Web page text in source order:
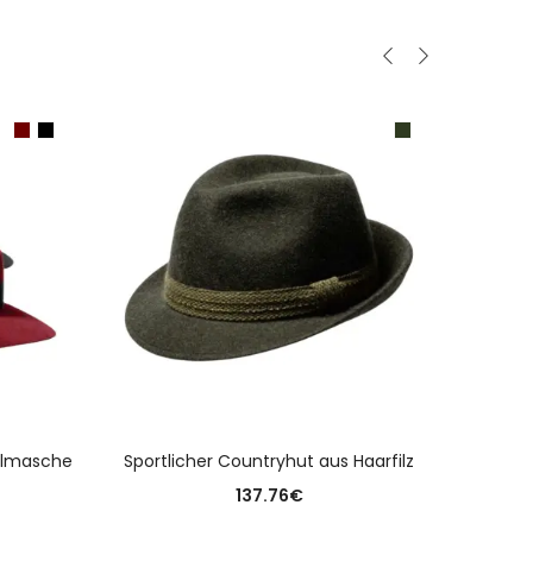
Sportlicher Countryhut aus Haarfilz
137.76€